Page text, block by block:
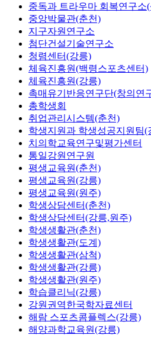
중독과 트라우마 회복연구소
중앙박물관(춘천)
지구자원연구소
첨단건설기술연구소
청렴센터(강릉)
체육진흥원(백령스포츠센터)
체육진흥원(강릉)
촉매유기반응연구단(창의연
총학생회
취업관리시스템(춘천)
학생지원과 학생성공지원팀(
치의학교육연구및평가센터
통일강원연구원
평생교육원(춘천)
평생교육원(강릉)
평생교육원(원주)
학생상담센터(춘천)
학생상담센터(강릉,원주)
학생생활관(춘천)
학생생활관(도계)
학생생활관(삼척)
학생생활관(강릉)
학생생활관(원주)
학습클리닉(강릉)
강원권역한국학자료센터
해람 스포츠콤플렉스(강릉)
해양과학교육원(강릉)